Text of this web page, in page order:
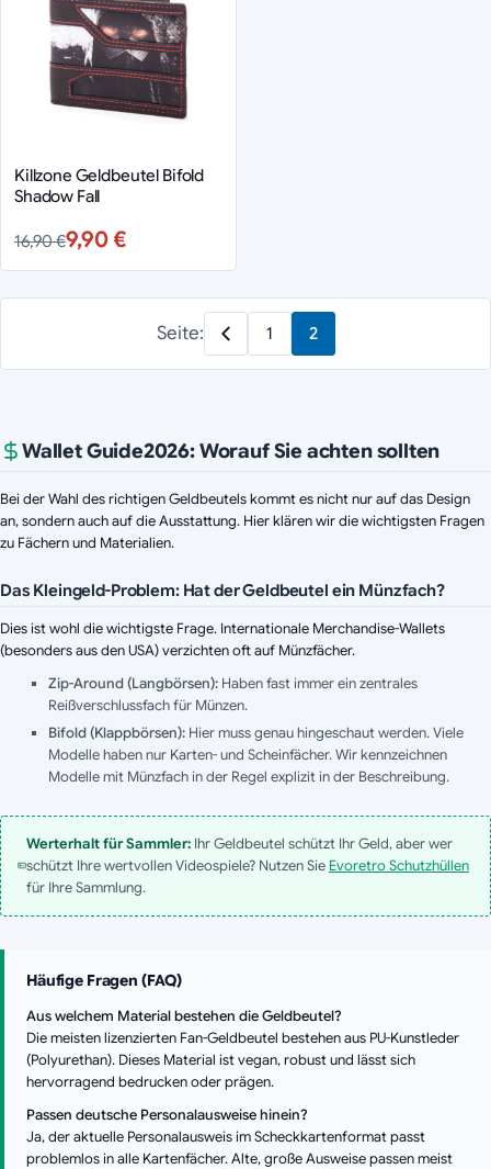
Killzone Geldbeutel Bifold
Shadow Fall
16,90 €9,90 €
Seite: 1 2
Wallet Guide2026: Worauf Sie achten sollten
Bei der Wahl des richtigen Geldbeutels kommt es nicht nur auf das Design
an, sondern auch auf die Ausstattung. Hier klären wir die wichtigsten Fragen
zu Fächern und Materialien.
Das Kleingeld-Problem: Hat der Geldbeutel ein Münzfach?
Dies ist wohl die wichtigste Frage. Internationale Merchandise-Wallets
(besonders aus den USA) verzichten oft auf Münzfächer.
Zip-Around (Langbörsen): Haben fast immer ein zentrales
Reißverschlussfach für Münzen.
Bifold (Klappbörsen): Hier muss genau hingeschaut werden. Viele
Modelle haben nur Karten- und Scheinfächer. Wir kennzeichnen
Modellemit Münzfach in der Regel explizit in der Beschreibung.
Werterhalt für Sammler: Ihr Geldbeutel schützt Ihr Geld, aber wer
schützt Ihre wertvollen Videospiele? Nutzen Sie Evoretro Schutzhüllen
für Ihre Sammlung.
Häufige Fragen (FAQ)
Aus welchem Material bestehen die Geldbeutel?
Die meisten lizenzierten Fan-Geldbeutel bestehen aus PU-Kunstleder
(Polyurethan). Dieses Material ist vegan, robust und lässt sich
hervorragend bedrucken oder prägen.
Passen deutsche Personalausweise hinein?
Ja, der aktuelle Personalausweis im Scheckkartenformat passt
problemlos in alle Kartenfächer. Alte, große Ausweise passen meist